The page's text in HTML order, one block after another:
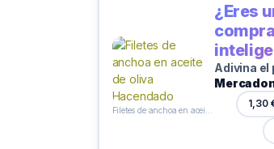
¿Eres
Adivina el
1,30